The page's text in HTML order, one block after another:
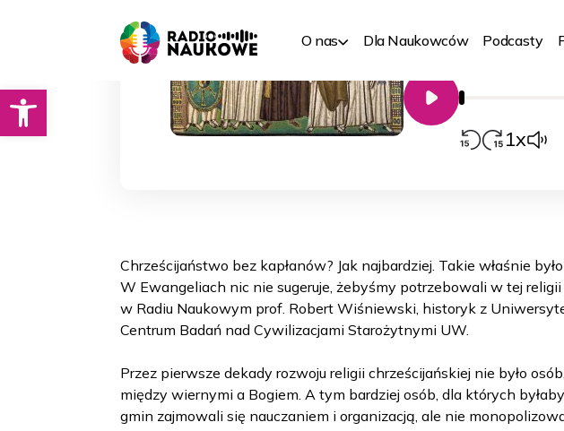
Otwórz pasek narzędzi
O nas Dla Naukowców Podcasty
Nr 4105/05/2021
Odtwarzacz
1x
Chrześcijaństwo bez kapłanów? Jak najbardziej. Takie właśnie
W Ewangeliach nic nie sugeruje, żebyśmy potrzebowali w tej religii
w Radiu Naukowym prof. Robert Wiśniewski, historyk z
Centrum Badań nad Cywilizacjami Starożytnymi UW.
Przez pierwsze dekady rozwoju religii chrześcijańskiej nie było
między wiernymi a Bogiem. A tym bardziej osób, dla których
gmin zajmowali się nauczaniem i organizacją, ale nie